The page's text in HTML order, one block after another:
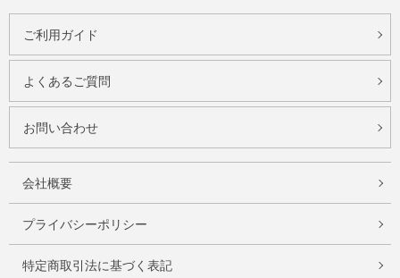
ご利用ガイド
よくあるご質問
お問い合わせ
会社概要
プライバシーポリシー
特定商取引法に基づく表記